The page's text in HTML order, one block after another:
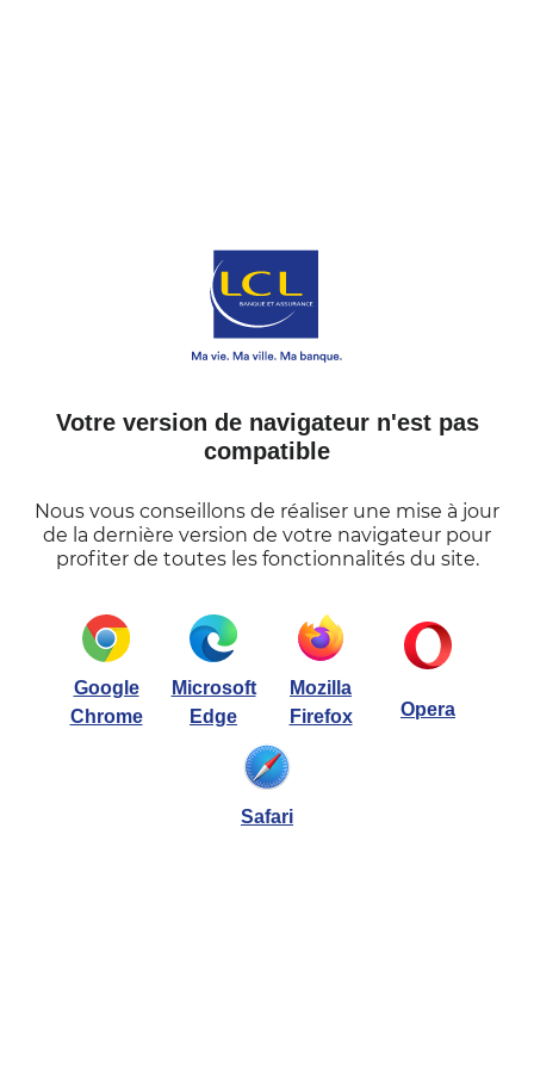
Votre version de navigateur n'est pas
compatible
Nous vous conseillons de réaliser une mise à jour
de la dernière version de votre navigateur pour
profiter de toutes les fonctionnalités du site.
Google
Chrome
Microsoft
Edge
Mozilla
Firefox
Opera
Safari